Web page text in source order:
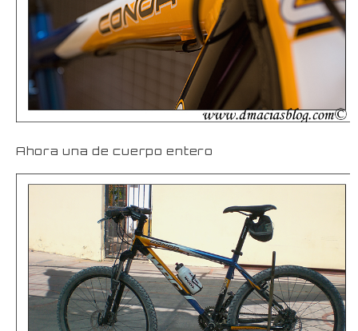
Ahora una de cuerpo entero